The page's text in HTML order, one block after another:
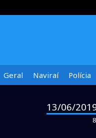
Geral Naviraí Polícia
13/06/